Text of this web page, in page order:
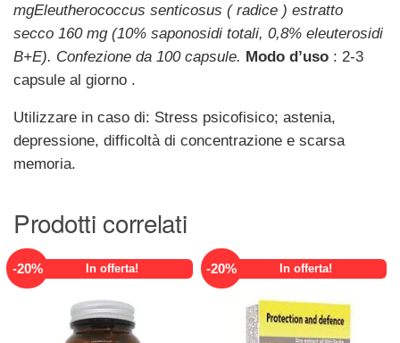
mgEleutherococcus senticosus ( radice ) estratto
secco 160 mg (10% saponosidi totali, 0,8% eleuterosidi
B+E). Confezione da 100 capsule. Modo d’uso : 2-3
capsule al giorno .
Utilizzare in caso di: Stress psicofisico; astenia,
depressione, difficoltà di concentrazione e scarsa
memoria.
Prodotti correlati
-20% In offerta! -20% In offerta!